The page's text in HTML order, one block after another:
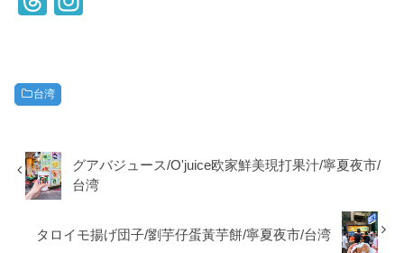
a
d
s
台湾
グアバジュース/O'juice欧家鮮美現打果汁/寧夏夜市/
台湾
タロイモ揚げ団子/劉芋仔蛋黃芋餅/寧夏夜市/台湾